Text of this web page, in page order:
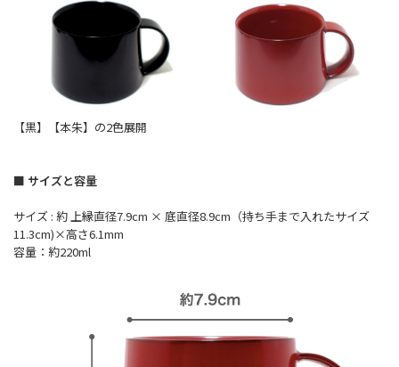
【黒】【本朱】の2色展開
■ サイズと容量
サイズ : 約 上縁直径7.9cm × 底直径8.9cm（持ち手まで入れたサイズ
11.3cm)×高さ6.1mm
容量：約220ml